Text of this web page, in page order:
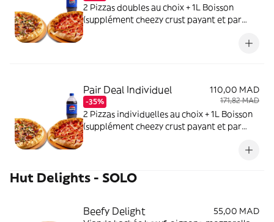
2 Pizzas doubles au choix + 1L Boisson
(supplément cheezy crust payant et par
Pair Deal Individuel
-35%
110,00 MAD
171,82 MAD
2 Pizzas individuelles au choix + 1L Boisson
(supplément cheezy crust payant et par
Hut Delights - SOLO
Beefy Delight
55,00 MAD